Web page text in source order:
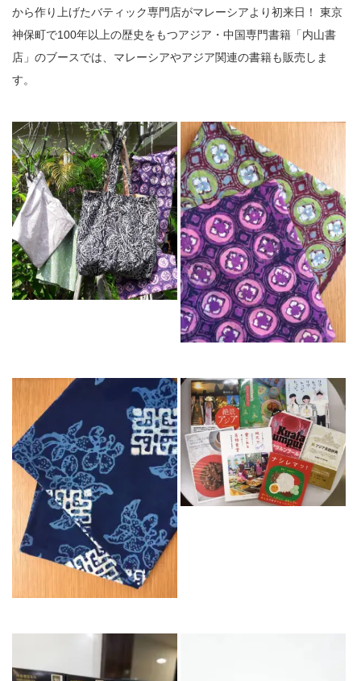
から作り上げたバティック専門店がマレーシアより初来日！ 東京
神保町で100年以上の歴史をもつアジア・中国専門書籍「内山書
店」のブースでは、マレーシアやアジア関連の書籍も販売しま
す。